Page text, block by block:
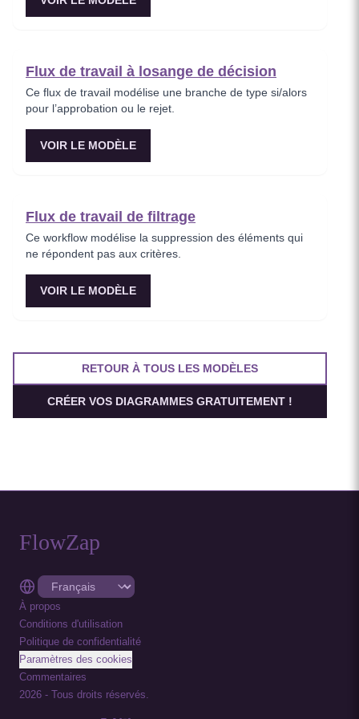
Flux de travail à losange de décision
Ce flux de travail modélise une branche de type si/alors
pour l’approbation ou le rejet.
VOIR LE MODÈLE
Flux de travail de filtrage
Ce workflow modélise la suppression des éléments qui
ne répondent pas aux critères.
VOIR LE MODÈLE
RETOUR À TOUS LES MODÈLES
CRÉER VOS DIAGRAMMES GRATUITEMENT !
FlowZap
À propos
Conditions d'utilisation
Politique de confidentialité
Paramètres des cookies
Commentaires
2026 - Tous droits réservés.